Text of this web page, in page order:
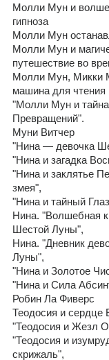
Молли Мун и
гипноза
Молли Мун
Молли Мун и
путешествие во
Молли Мун, Микки
машина для
"Молли Мун и тайна
Превращений".
Муни Витчер
"Нина — девочка
"Нина и загадка
"Нина и заклятье
змея",
"Нина и тайный
Нина. "Волшебная
Шестой Луны",
Нина. "Дневник
Луны",
"Нина и Золотое
"Нина и Сила
Робин Ла Фиверс
Теодосия и сердце
"Теодосия и Жезл
"Теодосия и
скрижаль",